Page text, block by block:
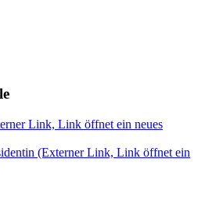
Link, Link öffnet ein neues
(Externer Link, Link öffnet ein